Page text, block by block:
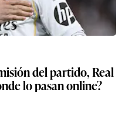
del partido, Real
lo pasan online?